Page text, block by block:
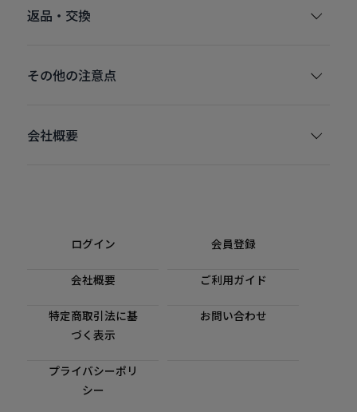
返品・交換
その他の注意点
会社概要
ログイン 会員登録
会社概要 ご利用ガイド
特定商取引法に基
づく表示
お問い合わせ
プライバシーポリ
シー